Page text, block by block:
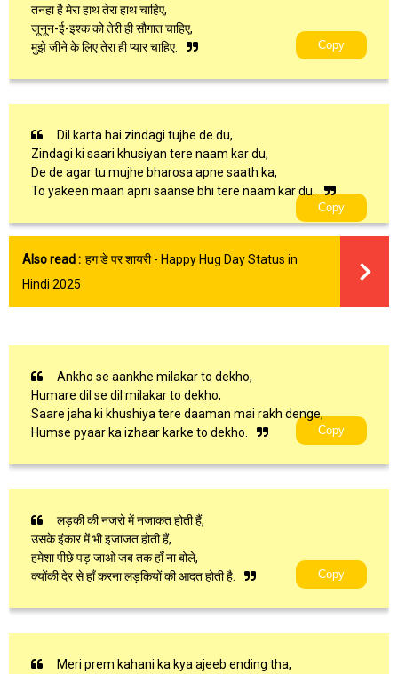
तनहा है मेरा हाथ तेरा हाथ चाहिए,
जूनून-ई-इश्क को तेरी ही सौगात चाहिए,
मुझे जीने के लिए तेरा ही प्यार चाहिए.
Copy
Dil karta hai zindagi tujhe de du,
Zindagi ki saari khusiyan tere naam kar du,
De de agar tu mujhe bharosa apne saath ka,
To yakeen maan apni saanse bhi tere naam kar du.
Copy
Also read : हग डे पर शायरी - Happy Hug Day Status in
Hindi 2025
Ankho se aankhe milakar to dekho,
Humare dil se dil milakar to dekho,
Saare jaha ki khushiya tere daaman mai rakh denge,
Humse pyaar ka izhaar karke to dekho.
Copy
लड़की की नजरो में नजाकत होती हैं,
उसके इंकार में भी इजाजत होती हैं,
हमेशा पीछे पड़ जाओ जब तक हाँ ना बोले,
क्योंकी देर से हाँ करना लड़कियों की आदत होती है.
Copy
Meri prem kahani ka kya ajeeb ending tha,